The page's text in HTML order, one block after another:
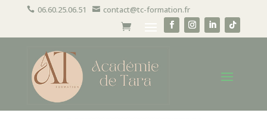
 06.60.25.06.51  contact@tc-formation.fr